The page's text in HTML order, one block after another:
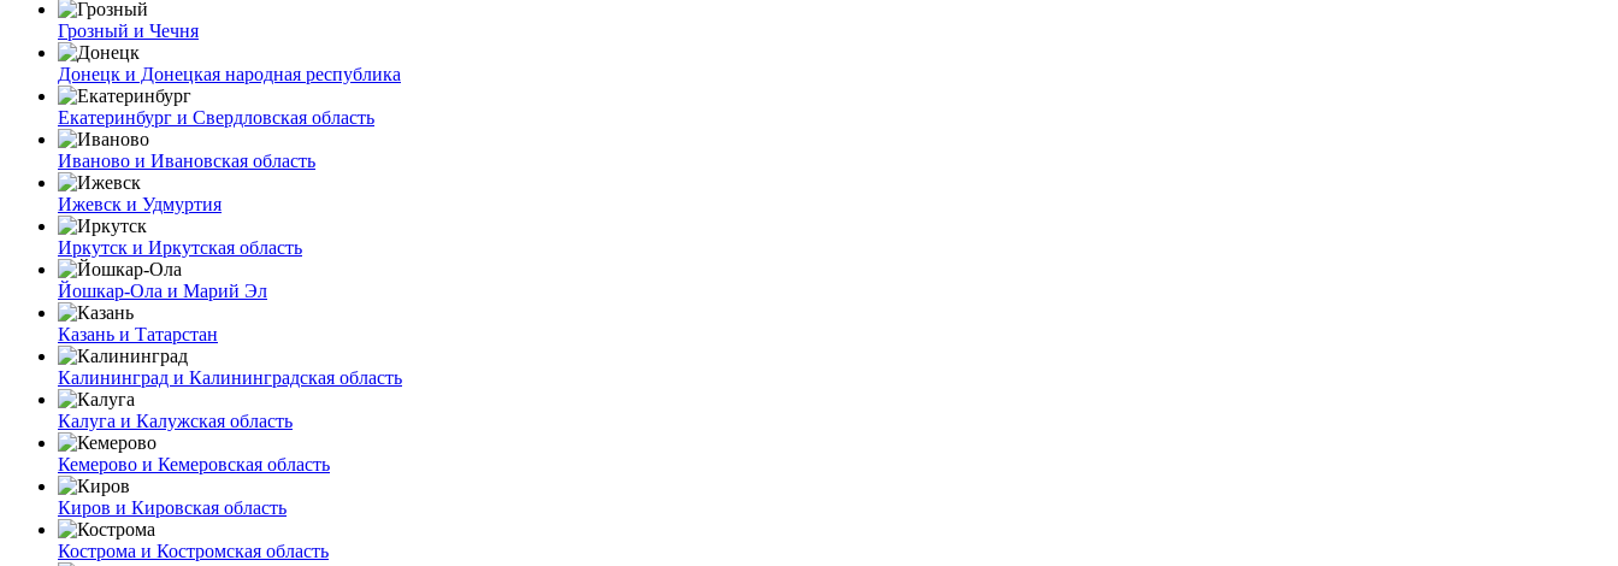
Грозный и Чечня
Донецк и Донецкая народная республика
Екатеринбург и Свердловская область
Иваново и Ивановская область
Ижевск и Удмуртия
Иркутск и Иркутская область
Йошкар-Ола и Марий Эл
Казань и Татарстан
Калининград и Калининградская область
Калуга и Калужская область
Кемерово и Кемеровская область
Киров и Кировская область
Кострома и Костромская область